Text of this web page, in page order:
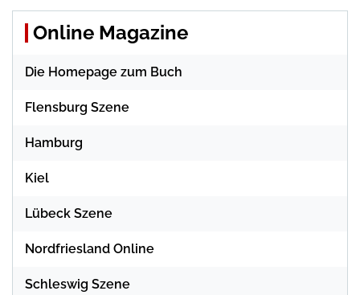
Online Magazine
Die Homepage zum Buch
Flensburg Szene
Hamburg
Kiel
Lübeck Szene
Nordfriesland Online
Schleswig Szene